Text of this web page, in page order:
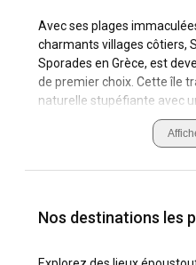
Avec ses plages
charmants villages côtiers,
Sporades en Grèce, est
de premier choix. Cette île
naturelle stupéfiante avec
conférant un attrait
intéressant, Skiathos n'est
vue d'un voilier. Connu
marinas de classe
a gagné en
Nos destinations les